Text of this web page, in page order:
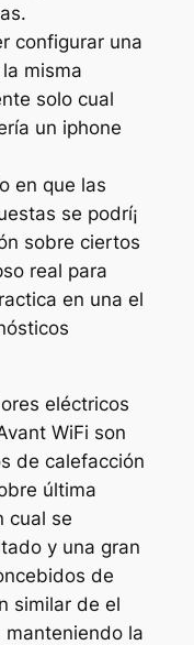
configurar una
misma
solo cual
un iphone
en que las
se podrí¡
sobre ciertos
real para
en una el
eléctricos
WiFi son
de calefacción
última
cual se
y una gran
de
similar de el
la